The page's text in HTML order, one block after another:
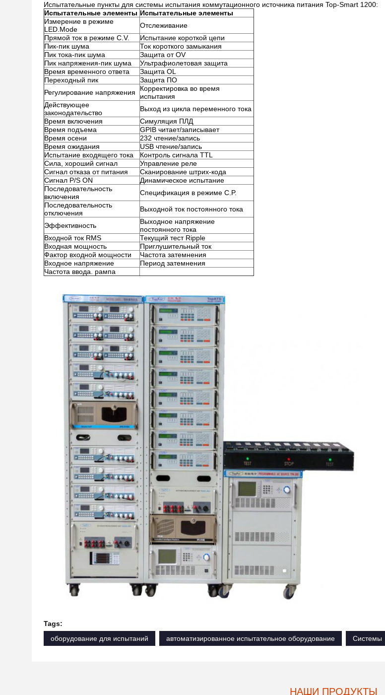
Испытательные пункты для системы испытания коммутационного источника питания Top-Smart 1200:
Испытательные элементы Испытательные элементы
Измерение в режиме
LED.Mode
Отслеживание
Прямой ток в режиме C.V.
Испытание короткой цепи
Пик-пик шума
Ток короткого замыкания
Пик тока-пик шума
Защита от OV
Пик напряжения-пик шума
Ультрафиолетовая защита
Время временного ответа
Защита OL
Переходный пик
Защита ПО
Регулирование напряжения
Корректировка во время
испытания
Действующее
законодательство
Выход из цикла переменного тока
Время включения
Симуляция ПЛД
Время подъема
GPIB читает/записывает
Время осени
232 чтение/запись
Время ожидания
USB чтение/запись
Испытание входящего тока
Контроль сигнала TTL
Сила, хороший сигнал
Управление реле
Сигнал отказа от питания
Сканирование штрих-кода
Сигнал P/S ON
Динамическое испытание
Последовательность
включения
Спецификация в режиме C.P.
Последовательность
отключения
Выходной ток постоянного тока
Эффективность
Выходное напряжение
постоянного тока
Входной ток RMS
Текущий тест Ripple
Входная мощность
Приглушительный ток
Фактор входной мощности
Частота затемнения
Входное напряжение
Период затемнения
Частота ввода. рампа
Tags:
оборудование для испытаний
автоматизированное испытательное оборудование Системы
НАШИ ПРОДУКТЫ